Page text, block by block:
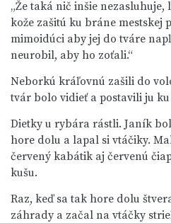
„Že taká nič inšie
kože zašitú ku bráne mestskej
mimoidúci aby jej do tváre
neurobil, aby ho zoťali.“
Neborkú kráľovnú zašili do
tvár bolo vidieť a postavili ju
Dietky u rybára rástli. Janík
hore dolu a lapal si vtáčiky.
červený kabátik aj červenú
kušu.
Raz, keď sa tak hore dolu
záhrady a začal na vtáčky